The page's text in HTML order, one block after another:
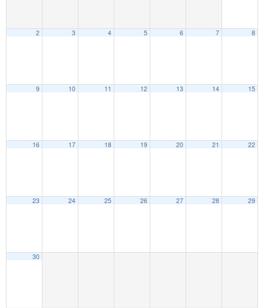
2 3 4 5 6 7 8
9 10 11 12 13 14 15
16 17 18 19 20 21 22
23 24 25 26 27 28 29
30